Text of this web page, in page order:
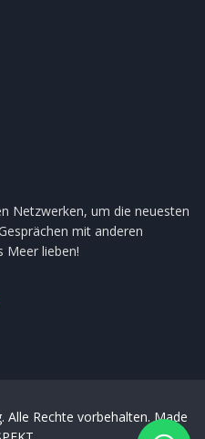
Netzwerken, um die neuesten
mit anderen
Meer lieben!
Rechte vorbehalten. Made